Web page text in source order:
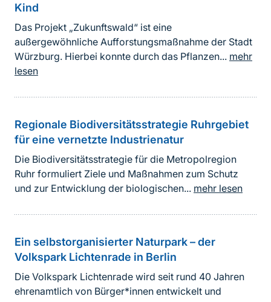
Kind
Das Projekt „Zukunftswald“ ist eine
außergewöhnliche Aufforstungsmaßnahme der Stadt
Würzburg. Hierbei konnte durch das Pflanzen... mehr
lesen
Regionale Biodiversitätsstrategie Ruhrgebiet
für eine vernetzte Industrienatur
Die Biodiversitätsstrategie für die Metropolregion
Ruhr formuliert Ziele und Maßnahmen zum Schutz
und zur Entwicklung der biologischen... mehr lesen
Ein selbstorganisierter Naturpark – der
Volkspark Lichtenrade in Berlin
Die Volkspark Lichtenrade wird seit rund 40 Jahren
ehrenamtlich von Bürger*innen entwickelt und